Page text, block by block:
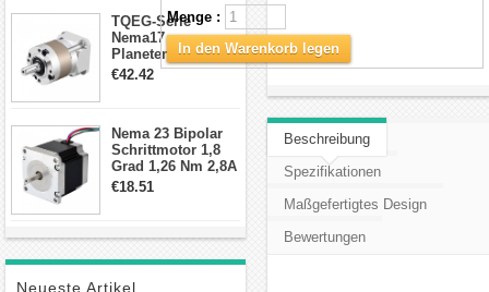
TQEG-Serie
Nema17
Planetengetriebe
10:1 Spiel 15Arc-
€42.42
Nema 23 Bipolar
Schrittmotor 1,8
Grad 1,26 Nm 2,8A
2,5V 4 Drähte
€18.51
Neueste Artikel
Menge :
In den Warenkorb legen
Beschreibung
Spezifikationen
Maßgefertigtes Design
Bewertungen